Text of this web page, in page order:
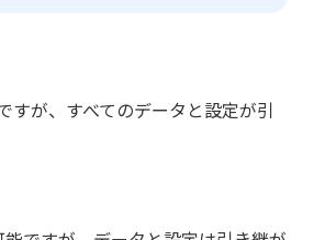
すが、すべてのデータと設定が引